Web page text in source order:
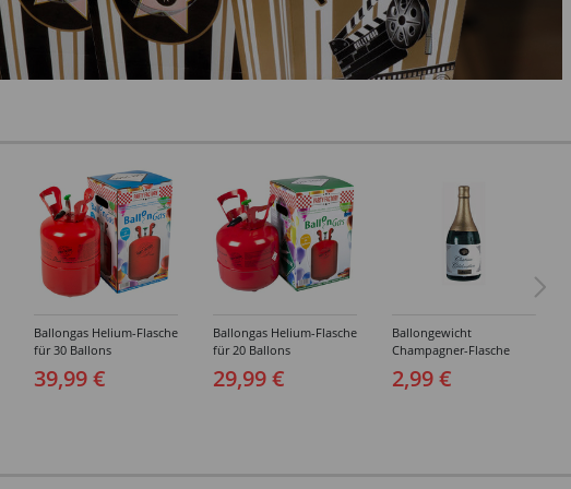
Ballongas Helium-Flasche
für 30 Ballons
39,99 €
Ballongas Helium-Flasche
für 20 Ballons
29,99 €
Ballongewicht
Champagner-Flasche
2,99 €